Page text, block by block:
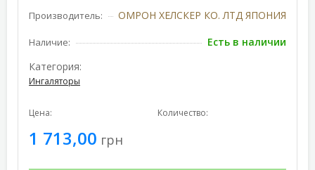
Производитель: ОМРОН ХЕЛСКЕР КО. ЛТД ЯПОНИЯ
Наличие:
Есть в наличии
Категория:
Ингаляторы
Цена:
1 713,00 грн
Количество: